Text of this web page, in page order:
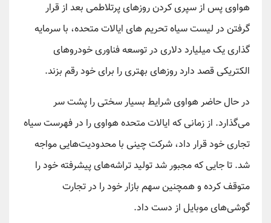
هواوی پس از سپری کردن روزهای پرتلاطمی بعد از قرار
گرفتن در لیست سیاه تحریم های ایالات متحده، با سرمایه
گذاری یک میلیارد دلاری در توسعه فناوری خودروهای
الکتریکی قصد دارد روزهای بهتری را برای خود رقم بزند.
در حال حاضر هواوی شرایط بسیار سختی را پشت سر
می‌گذارد. از زمانی که ایالات متحده هواوی را در فهرست سیاه
تجاری خود قرار داد، شرکت چینی با محدودیت‌هایی مواجه
شد. تا جایی که مجبور شد تولید تراشه‌های پیشرفته خود را
متوقف کرده و همچنین سهم بازار خود را در تجارت
گوشی‌های موبایل از دست داد.